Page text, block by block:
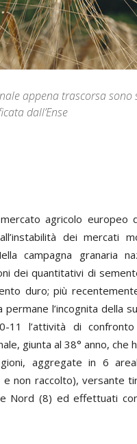
appena trascorsa
dall’Ense
agricolo
dei mercati
campagna granaria
dei quantitativi di
duro; più
l’incognita della
11 l’attività di
giunta al 38° anno, che
aggregate in 6
non raccolto), versante
Nord (8) ed effettuati